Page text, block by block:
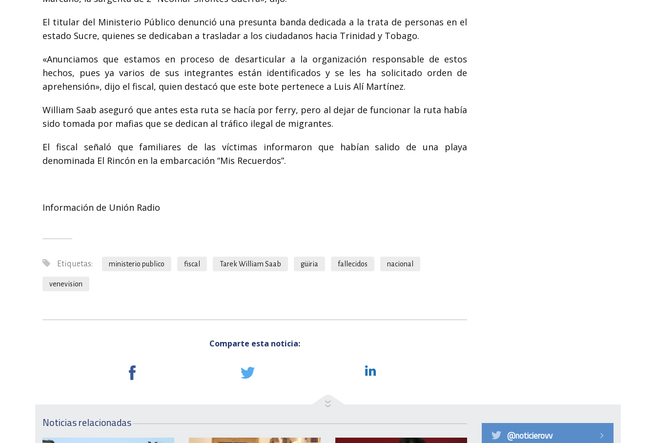
El titular del Ministerio Público denunció una presunta banda dedicada a la trata de personas en el
estado Sucre, quienes se dedicaban a trasladar a los ciudadanos hacia Trinidad y Tobago.
«Anunciamos que estamos en proceso de desarticular a la organización responsable de estos
hechos, pues ya varios de sus integrantes están identificados y se les ha solicitado orden de
aprehensión», dijo el fiscal, quien destacó que este bote pertenece a Luis Alí Martínez.
William Saab aseguró que antes esta ruta se hacía por ferry, pero al dejar de funcionar la ruta había
sido tomada por mafias que se dedican al tráfico ilegal de migrantes.
El fiscal señaló que familiares de las víctimas informaron que habían salido de una playa
denominada El Rincón en la embarcación “Mis Recuerdos”.
Información de Unión Radio
Etiquetas: ministerio publico fiscal Tarek William Saab güiria fallecidos nacional
venevision
Comparte esta noticia:
Noticias relacionadas
@noticierovv